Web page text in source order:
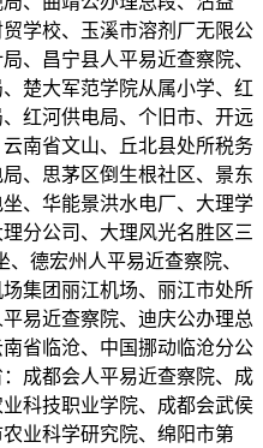
学校、玉溪市溶剂厂无限公
、昌宁县人平易近查察院、
楚大军范学院从属小学、红
红河供电局、个旧市、开远
南省文山、丘北县处所税务
、思茅区倒生根社区、景东
、华能景洪水电厂、大理学
分公司、大理风光名胜区三
德宏州人平易近查察院、
集团丽江机场、丽江市处所
易近查察院、迪庆公办理总
省临沧、中国挪动临沧分公
成都会人平易近查察院、成
科技职业学院、成都会武侯
业科学研究院、绵阳市第